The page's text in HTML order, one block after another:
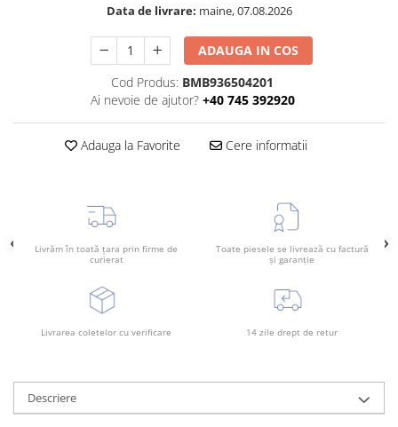
Canal racire
Capota
Carenaj roata
Deflector aer
Inchidere aripa
Oglindă
Data de livrare: maine, 07.08.2026
ADAUGA IN COS
Cod Produs: BMB936504201
Ai nevoie de ajutor? +40 745 392920
Adauga la Favorite Cere informatii
Livrăm în toată țara prin firme de
curierat
Toate piesele se livrează cu factură
și garanție
Livrarea coletelor cu verificare 14 zile drept de retur
Descriere